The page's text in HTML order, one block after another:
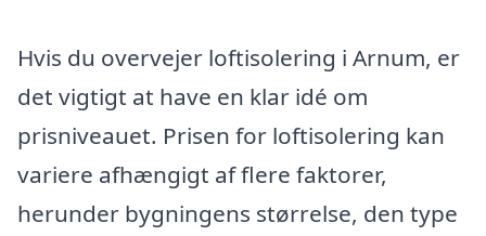
Hvis du overvejer loftisolering i Arnum, er
det vigtigt at have en klar idé om
prisniveauet. Prisen for loftisolering kan
variere afhængigt af flere faktorer,
herunder bygningens størrelse, den type